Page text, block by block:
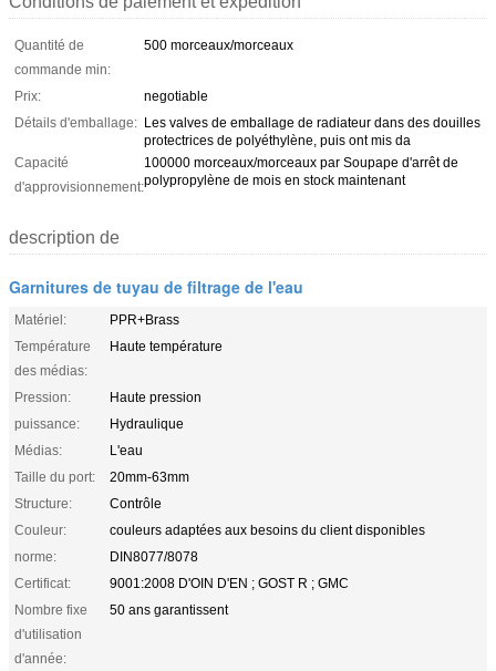
Quantité de
commande min:
500 morceaux/morceaux
Prix:
negotiable
Détails d'emballage: Les valves de emballage de radiateur dans des douilles
protectrices de polyéthylène, puis ont mis da
Capacité
d'approvisionnement:
100000 morceaux/morceaux par Soupape d'arrêt de
polypropylène de mois en stock maintenant
description de
Garnitures de tuyau de filtrage de l'eau
Matériel:
PPR+Brass
Température
des médias:
Haute température
Pression:
Haute pression
puissance:
Hydraulique
Médias:
L'eau
Taille du port:
20mm-63mm
Structure:
Contrôle
Couleur:
couleurs adaptées aux besoins du client disponibles
norme:
DIN8077/8078
Certificat:
9001:2008 D'OIN D'EN ; GOST R ; GMC
Nombre fixe
d'utilisation
d'année:
50 ans garantissent